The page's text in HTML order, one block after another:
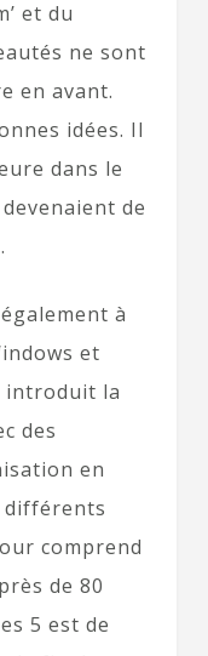
et du
ne sont
en avant.
idées. Il
dans le
de
à
et
introduit la
des
en
différents
comprend
de 80
5 est de